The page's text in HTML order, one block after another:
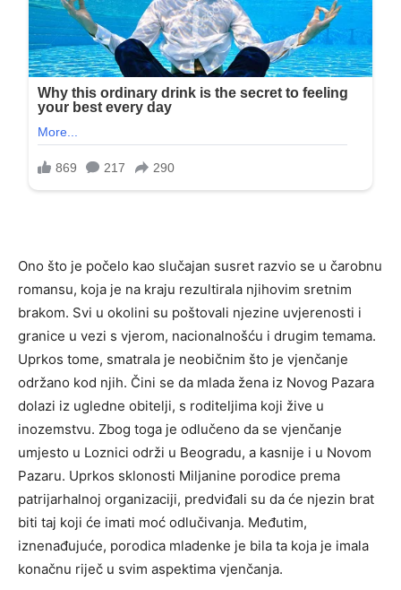
Ono što je počelo kao slučajan susret razvio se u čarobnu
romansu, koja je na kraju rezultirala njihovim sretnim
brakom. Svi u okolini su poštovali njezine uvjerenosti i
granice u vezi s vjerom, nacionalnošću i drugim temama.
Uprkos tome, smatrala je neobičnim što je vjenčanje
održano kod njih. Čini se da mlada žena iz Novog Pazara
dolazi iz ugledne obitelji, s roditeljima koji žive u
inozemstvu. Zbog toga je odlučeno da se vjenčanje
umjesto u Loznici održi u Beogradu, a kasnije i u Novom
Pazaru. Uprkos sklonosti Miljanine porodice prema
patrijarhalnoj organizaciji, predviđali su da će njezin brat
biti taj koji će imati moć odlučivanja. Međutim,
iznenađujuće, porodica mladenke je bila ta koja je imala
konačnu riječ u svim aspektima vjenčanja.